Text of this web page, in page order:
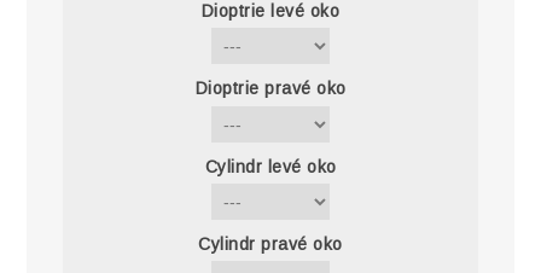
Dioptrie levé oko
Dioptrie pravé oko
Cylindr levé oko
Cylindr pravé oko